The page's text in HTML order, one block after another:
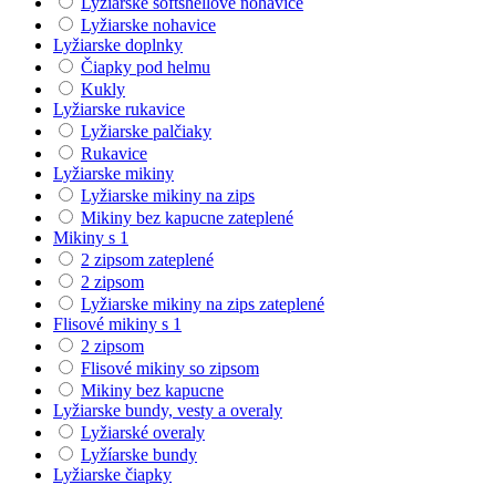
Lyžiarske nohavice
Lyžiarske doplnky
Čiapky pod helmu
Kukly
Lyžiarske rukavice
Lyžiarske palčiaky
Rukavice
Lyžiarske mikiny
Lyžiarske mikiny na zips
Mikiny bez kapucne zateplené
Mikiny s 1
2 zipsom zateplené
2 zipsom
Lyžiarske mikiny na zips zateplené
Flisové mikiny s 1
2 zipsom
Flisové mikiny so zipsom
Mikiny bez kapucne
Lyžiarske bundy, vesty a overaly
Lyžiarské overaly
Lyžíarske bundy
Lyžiarske čiapky